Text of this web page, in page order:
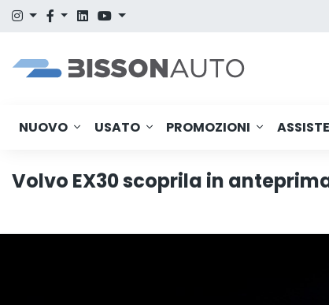
NUOVO USATO PROMOZIONI
Volvo EX30 scoprila in